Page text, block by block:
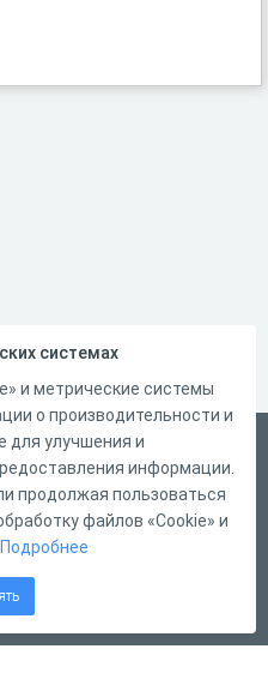
системах
и метрические системы
о производительности и
для улучшения и
информации.
продолжая пользоваться
файлов «Cookie» и
Подробнее